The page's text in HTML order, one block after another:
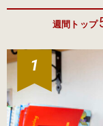
週間トップ